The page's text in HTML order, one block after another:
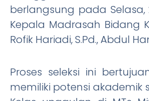
berlangsung pada
Kepala Madrasah Bidang
Rofik Hariadi, S.Pd., Abdul
Proses seleksi ini
memiliki potensi